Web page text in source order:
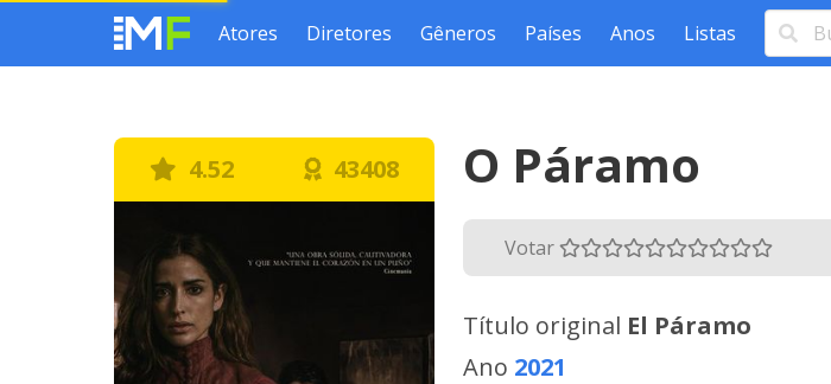
Atores Diretores Gêneros Países Anos Listas
4.52 43408 O Páramo
Votar
Título original El Páramo
Ano 2021